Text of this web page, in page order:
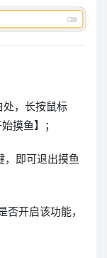
处，长按鼠标
摸鱼】；
，即可退出摸鱼
开启该功能，